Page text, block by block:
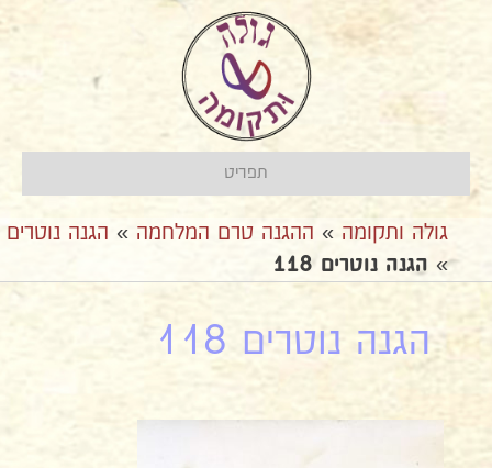
תפריט
גולה ותקומה » ההגנה טרם המלחמה » הגנה נוטרים
» הגנה נוטרים 118
הגנה נוטרים 118